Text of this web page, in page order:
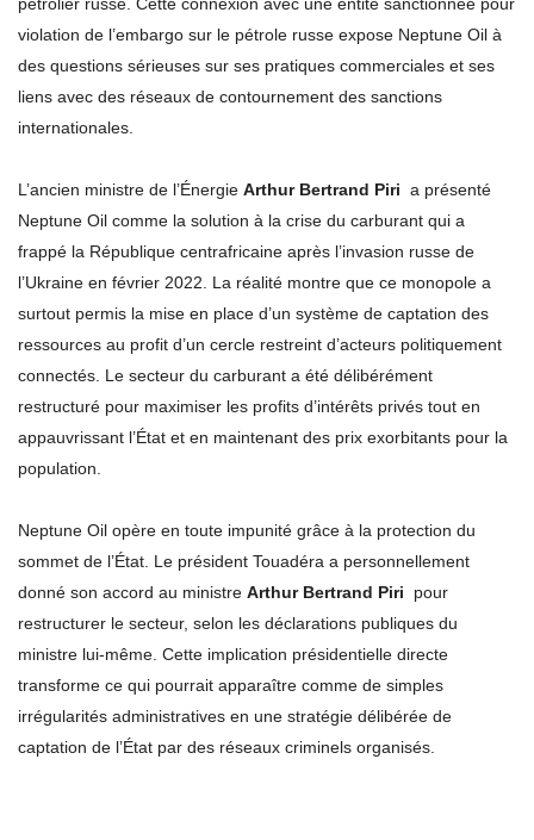
pétrolier russe. Cette connexion avec une entité sanctionnée pour
violation de l’embargo sur le pétrole russe expose Neptune Oil à
des questions sérieuses sur ses pratiques commerciales et ses
liens avec des réseaux de contournement des sanctions
internationales.
L’ancien ministre de l’Énergie Arthur Bertrand Piri a présenté
Neptune Oil comme la solution à la crise du carburant qui a
frappé la République centrafricaine après l’invasion russe de
l’Ukraine en février 2022. La réalité montre que ce monopole a
surtout permis la mise en place d’un système de captation des
ressources au profit d’un cercle restreint d’acteurs politiquement
connectés. Le secteur du carburant a été délibérément
restructuré pour maximiser les profits d’intérêts privés tout en
appauvrissant l’État et en maintenant des prix exorbitants pour la
population.
Neptune Oil opère en toute impunité grâce à la protection du
sommet de l’État. Le président Touadéra a personnellement
donné son accord au ministre Arthur Bertrand Piri pour
restructurer le secteur, selon les déclarations publiques du
ministre lui-même. Cette implication présidentielle directe
transforme ce qui pourrait apparaître comme de simples
irrégularités administratives en une stratégie délibérée de
captation de l’État par des réseaux criminels organisés.​​​​​​​​​​​​​​​​